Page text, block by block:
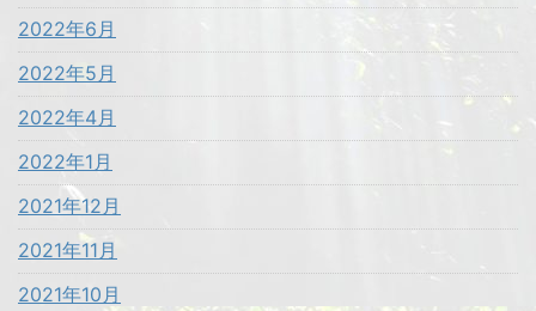
2022年6月
2022年5月
2022年4月
2022年1月
2021年12月
2021年11月
2021年10月